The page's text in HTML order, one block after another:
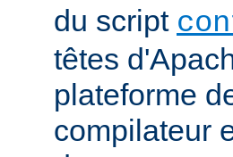
du script
têtes
plateforme
compilateur